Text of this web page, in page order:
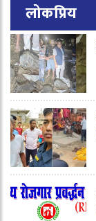
लोकप्रिय